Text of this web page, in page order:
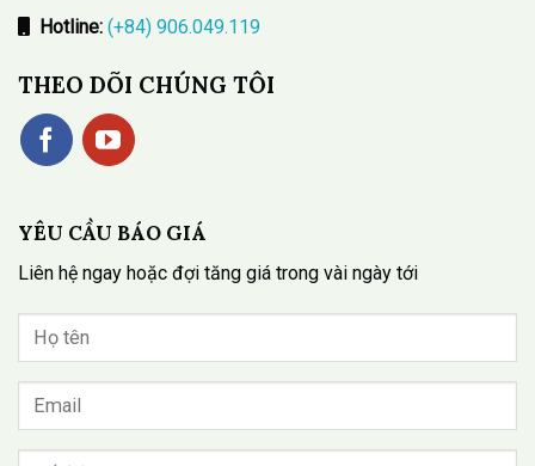
Hotline: (+84) 906.049.119
THEO DÕI CHÚNG TÔI
YÊU CẦU BÁO GIÁ
Liên hệ ngay hoặc đợi tăng giá trong vài ngày tới